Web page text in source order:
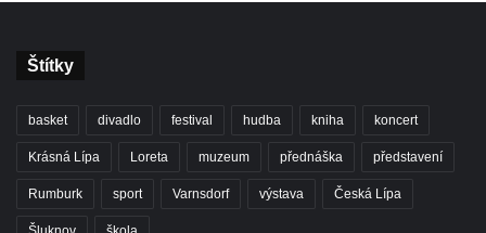
Štítky
basket divadlo festival hudba kniha koncert
Krásná Lípa Loreta muzeum přednáška představení
Rumburk sport Varnsdorf výstava Česká Lípa